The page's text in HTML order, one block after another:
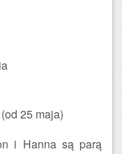
25 maja)
i Hanna są parą